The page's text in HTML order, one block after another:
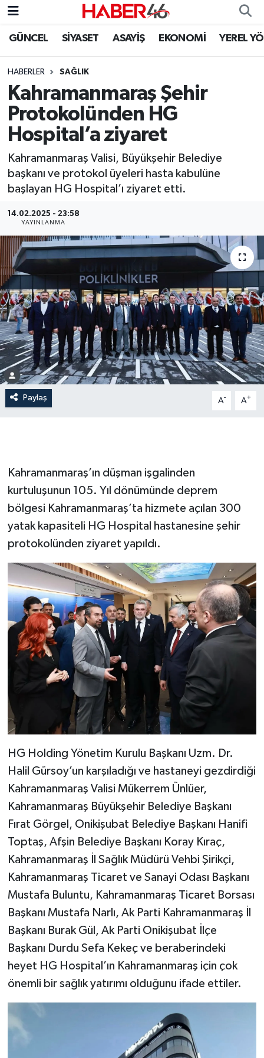
GÜNCEL SİYASET ASAYİŞ EKONOMİ YEREL
HABERLER SAĞLIK
Kahramanmaraş Şehir
Protokolünden HG
Hospital’a ziyaret
Kahramanmaraş Valisi, Büyükşehir Belediye
başkanı ve protokol üyeleri hasta kabulüne
başlayan HG Hospital’ı ziyaret etti.
14.02.2025 - 23:58
YAYINLANMA
Paylaş A- A+
Kahramanmaraş’ın düşman işgalinden
kurtuluşunun 105. Yıl dönümünde deprem
bölgesi Kahramanmaraş’ta hizmete açılan 300
yatak kapasiteli HG Hospital hastanesine şehir
protokolünden ziyaret yapıldı.
HG Holding Yönetim Kurulu Başkanı Uzm. Dr.
Halil Gürsoy’un karşıladığı ve hastaneyi gezdirdiği
Kahramanmaraş Valisi Mükerrem Ünlüer,
Kahramanmaraş Büyükşehir Belediye Başkanı
Fırat Görgel, Onikişubat Belediye Başkanı Hanifi
Toptaş, Afşin Belediye Başkanı Koray Kıraç,
Kahramanmaraş İl Sağlık Müdürü Vehbi Şirikçi,
Kahramanmaraş Ticaret ve Sanayi Odası Başkanı
Mustafa Buluntu, Kahramanmaraş Ticaret Borsası
Başkanı Mustafa Narlı, Ak Parti Kahramanmaraş İl
Başkanı Burak Gül, Ak Parti Onikişubat İlçe
Başkanı Durdu Sefa Kekeç ve beraberindeki
heyet HG Hospital’ın Kahramanmaraş için çok
önemli bir sağlık yatırımı olduğunu ifade ettiler.
GÜNCEL
SİYASET
EKONOMİ
SPOR
YAŞAM
TEKNOLOJİ
SAĞLIK
EĞİTİM
İLÇE HABERLERİ
KÜLTÜR-SANAT
KSÜ
DÜNYA
ROPORTAJ
KADIN-AİLE
YEREL YÖNETİM
MEDYA
ÜÇÜNCÜ SAYFA
BİLİMNET
Yemek
SİVİL TOPLUM
SEÇİM 2014
KİM KİMDİR
ÇEK GÖNDER
HEDEF2020
OTOMOBİL
TARİH
Genel
Politika
Nöbetçi Eczaneler
Hava Durumu
Kahramanmaraş Namaz Vakitleri
Trafik Durumu
Süper Lig Puan Durumu ve Fikstür
Tüm Manşetler
Son Dakika Haberleri
Haber Arşivi